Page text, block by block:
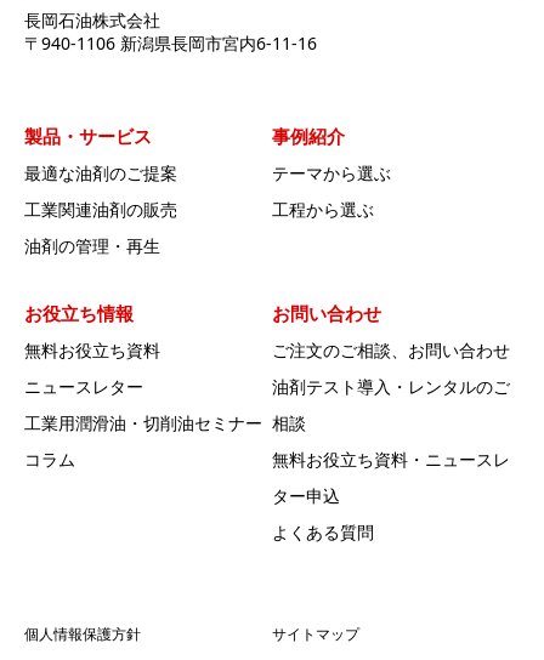
長岡石油株式会社
〒940-1106 新潟県長岡市宮内6-11-16
製品・サービス
最適な油剤のご提案
工業関連油剤の販売
油剤の管理・再生
事例紹介
テーマから選ぶ
工程から選ぶ
お役立ち情報
無料お役立ち資料
ニュースレター
工業用潤滑油・切削油セミナー
コラム
お問い合わせ
ご注文のご相談、お問い合わせ
油剤テスト導入・レンタルのご
相談
無料お役立ち資料・ニュースレ
ター申込
よくある質問
個人情報保護方針 サイトマップ